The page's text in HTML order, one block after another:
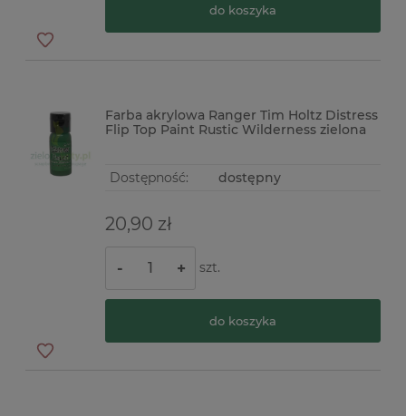
do koszyka
Farba akrylowa Ranger Tim Holtz Distress
Flip Top Paint Rustic Wilderness zielona
Dostępność: dostępny
20,90 zł
- + szt.
do koszyka